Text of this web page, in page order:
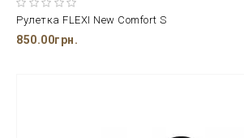
Рулетка FLEXI New Comfort S
850.00грн.